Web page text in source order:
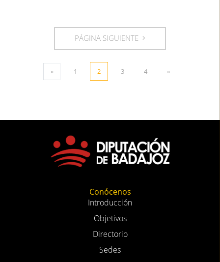
PÁGINA SIGUIENTE
« 1 2 3 4 »
Conócenos
Introducción
Objetivos
Directorio
Sedes